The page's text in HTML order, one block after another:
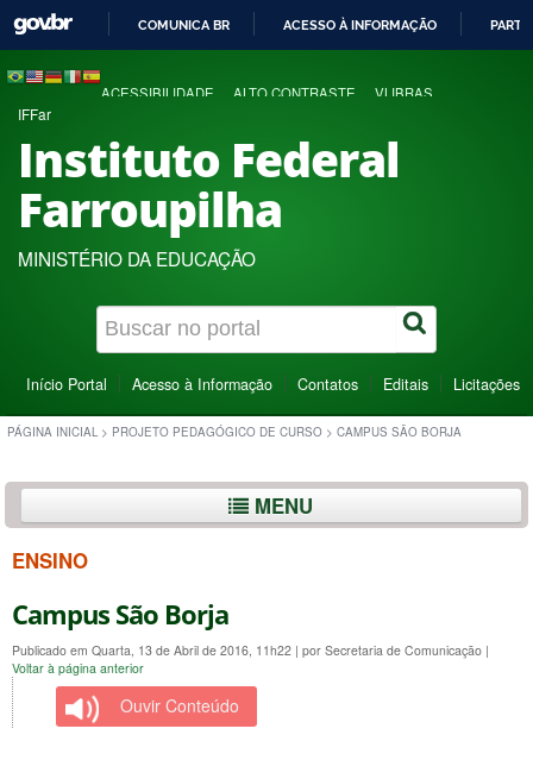
COMUNICA BR ACESSO À INFORMAÇÃO
ACESSIBILIDADE ALTO CONTRASTE VLIBRAS
IFFar
Instituto Federal
Farroupilha
MINISTÉRIO DA EDUCAÇÃO
Início Portal Acesso à Informação Contatos Editais Licitações
PÁGINA INICIAL > PROJETO PEDAGÓGICO DE CURSO > CAMPUS SÃO BORJA
MENU
ENSINO
Campus São Borja
Publicado em Quarta, 13 de Abril de 2016, 11h22 | por Secretaria de Comunicação |
Voltar à página anterior
Ouvir Conteúdo